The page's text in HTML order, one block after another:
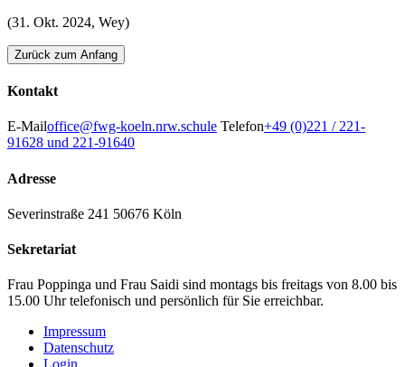
(31. Okt. 2024, Wey)
Zurück zum Anfang
Kontakt
E-Mailoffice@fwg-koeln.nrw.schule Telefon+49 (0)221 / 221-
91628 und 221-91640
Adresse
Severinstraße 241 50676 Köln
Sekretariat
Frau Poppinga und Frau Saidi sind montags bis freitags von 8.00 bis
15.00 Uhr telefonisch und persönlich für Sie erreichbar.
Impressum
Datenschutz